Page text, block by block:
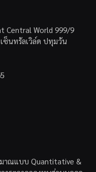
Central World 999/9
ซ็นทรัลเวิล์ด ปทุมวัน
าณแบบ Quantitative &